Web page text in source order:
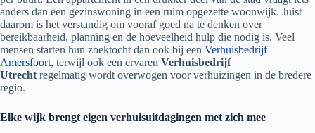
anders dan een gezinswoning in een ruim opgezette woonwijk. Juist
daarom is het verstandig om vooraf goed na te denken over
bereikbaarheid, planning en de hoeveelheid hulp die nodig is. Veel
mensen starten hun zoektocht dan ook bij een Verhuisbedrijf
Amersfoort, terwijl ook een ervaren Verhuisbedrijf
Utrecht regelmatig wordt overwogen voor verhuizingen in de bredere
regio.
Elke wijk brengt eigen verhuisuitdagingen met zich mee